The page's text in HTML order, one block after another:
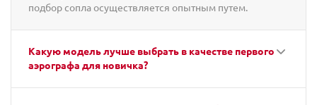
подбор сопла осуществляется опытным путем.
Какую модель лучше выбрать в качестве первого
аэрографа для новичка?